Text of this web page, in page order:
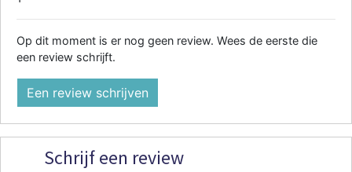
Op dit moment is er nog geen review. Wees de eerste die
een review schrijft.
Een review schrijven
Schrijf een review